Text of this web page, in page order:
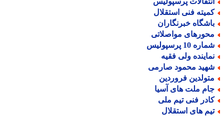
فنی استقلال
خبرنگاران
مواصلاتی
10 پرسپولیس
ولی فقیه
محمود صارمی
فروردین
ملت های آسیا
فنی تیم ملی
های استقلال